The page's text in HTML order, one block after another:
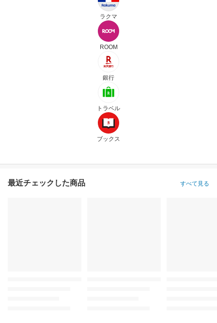
ラクマ
ROOM
銀行
トラベル
ブックス
最近チェックした商品 すべて見る